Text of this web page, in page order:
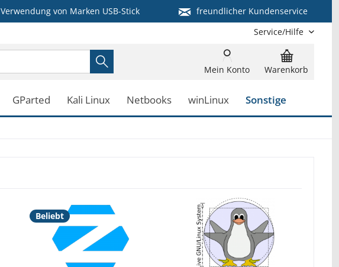
Verwendung von Marken USB-Stick
freundlicher Kundenservice
Service/Hilfe
Warenkorb
Mein Konto
GParted Kali Linux Netbooks winLinux Sonstige
Beliebt